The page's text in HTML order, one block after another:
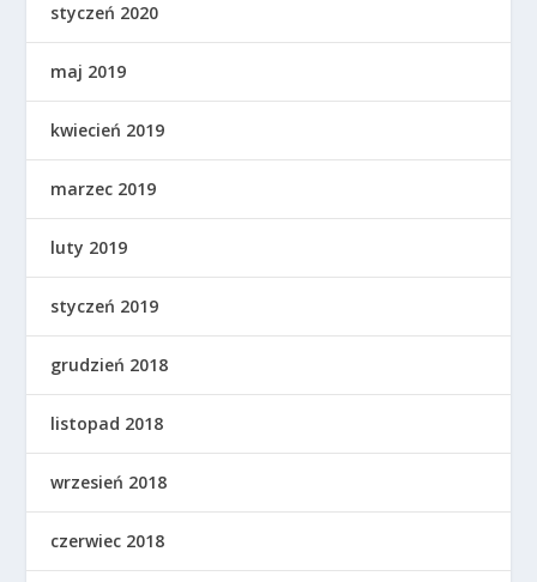
styczeń 2020
maj 2019
kwiecień 2019
marzec 2019
luty 2019
styczeń 2019
grudzień 2018
listopad 2018
wrzesień 2018
czerwiec 2018